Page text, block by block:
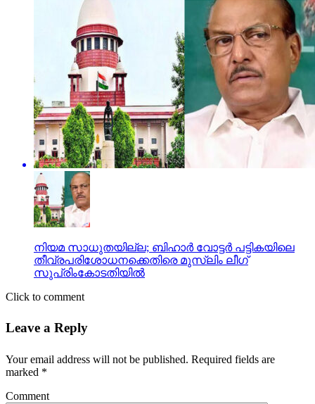
നിയമ സാധുതയില്ല; ബിഹാര്‍ വോട്ടര്‍ പട്ടികയിലെ
തീവ്രപരിശോധനക്കെതിരെ മുസ്‌ലിം ലീഗ്
സുപ്രിംകോടതിയില്‍
Click to comment
Leave a Reply
Your email address will not be published. Required fields are
marked *
Comment